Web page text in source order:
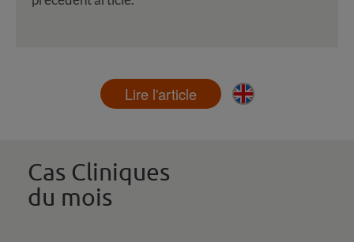
Lire l'article
Cas Cliniques
du mois